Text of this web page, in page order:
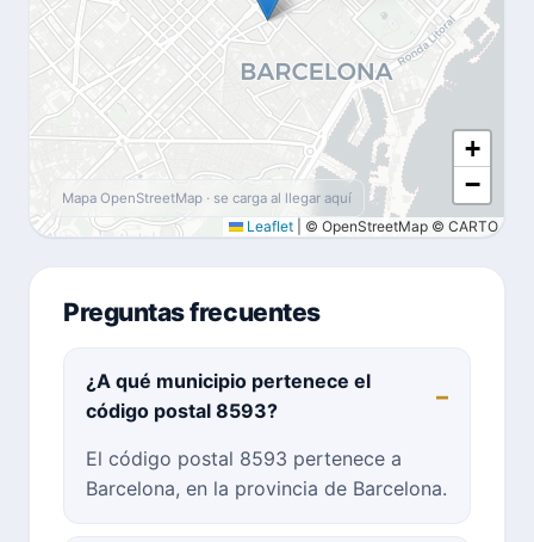
+
−
Leaflet © OpenStreetMap © CARTO
Mapa OpenStreetMap · se carga al llegar aquí
Preguntas frecuentes
¿A qué municipio pertenece el
código postal 8593?
El código postal 8593 pertenece a
Barcelona, en la provincia de Barcelona.